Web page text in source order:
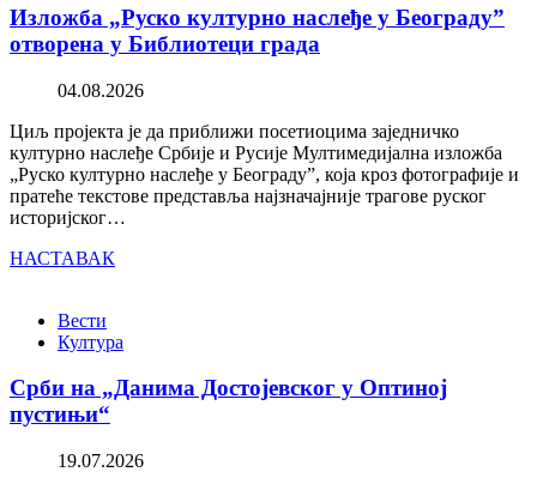
Изложба „Руско културно наслеђе у Београду”
отворена у Библиотеци града
04.08.2026
Циљ пројекта је да приближи посетиоцима заједничко
културно наслеђе Србије и Русије Мултимедијална изложба
„Руско културно наслеђе у Београду”, која кроз фотографије и
пратеће текстове представља најзначајније трагове руског
историјског…
НАСТАВАК
Вести
Култура
Срби на „Данима Достојевског у Оптиној
пустињи“
19.07.2026